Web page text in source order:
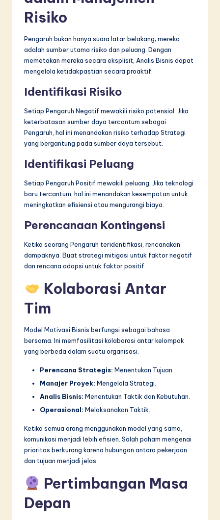
Risiko
Pengaruh bukan hanya suara latar belakang; mereka
adalah sumber utama risiko dan peluang. Dengan
memetakan mereka secara eksplisit, Analis Bisnis dapat
mengelola ketidakpastian secara proaktif.
Identifikasi Risiko
Setiap Pengaruh Negatif mewakili risiko potensial. Jika
keterbatasan sumber daya tercantum sebagai
Pengaruh, hal ini menandakan risiko terhadap Strategi
yang bergantung pada sumber daya tersebut.
Identifikasi Peluang
Setiap Pengaruh Positif mewakili peluang. Jika teknologi
baru tercantum, hal ini menandakan kesempatan untuk
meningkatkan efisiensi atau mengurangi biaya.
Perencanaan Kontingensi
Ketika seorang Pengaruh teridentifikasi, rencanakan
dampaknya. Buat strategi mitigasi untuk faktor negatif
dan rencana adopsi untuk faktor positif.
Kolaborasi Antar
Tim
Model Motivasi Bisnis berfungsi sebagai bahasa
bersama. Ini memfasilitasi kolaborasi antar kelompok
yang berbeda dalam suatu organisasi.
Perencana Strategis: Menentukan Tujuan.
Manajer Proyek: Mengelola Strategi.
Analis Bisnis: Menentukan Taktik dan Kebutuhan.
Operasional: Melaksanakan Taktik.
Ketika semua orang menggunakan model yang sama,
komunikasi menjadi lebih efisien. Salah paham mengenai
prioritas berkurang karena hubungan antara pekerjaan
dan tujuan menjadi jelas.
Pertimbangan Masa
Depan